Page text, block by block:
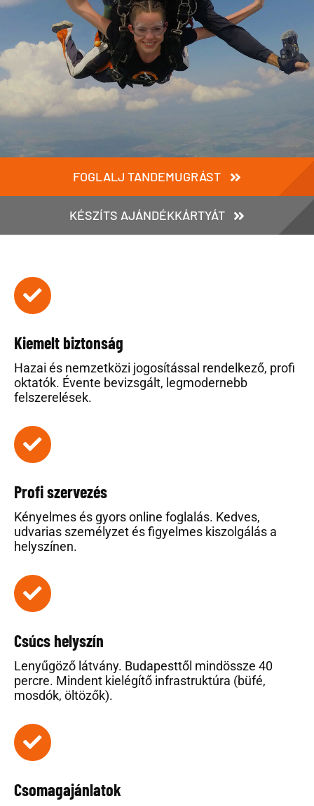
FOGLALJ TANDEMUGRÁST
KÉSZÍTS AJÁNDÉKKÁRTYÁT
Kiemelt biztonság
Hazai és nemzetközi jogosítással rendelkező, profi
oktatók. Évente bevizsgált, legmodernebb
felszerelések.
Profi szervezés
Kényelmes és gyors online foglalás. Kedves,
udvarias személyzet és figyelmes kiszolgálás a
helyszínen.
Csúcs helyszín
Lenyűgöző látvány. Budapesttől mindössze 40
percre. Mindent kielégítő infrastruktúra (büfé,
mosdók, öltözők).
Csomagajánlatok